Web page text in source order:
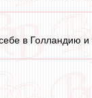
в Голландию